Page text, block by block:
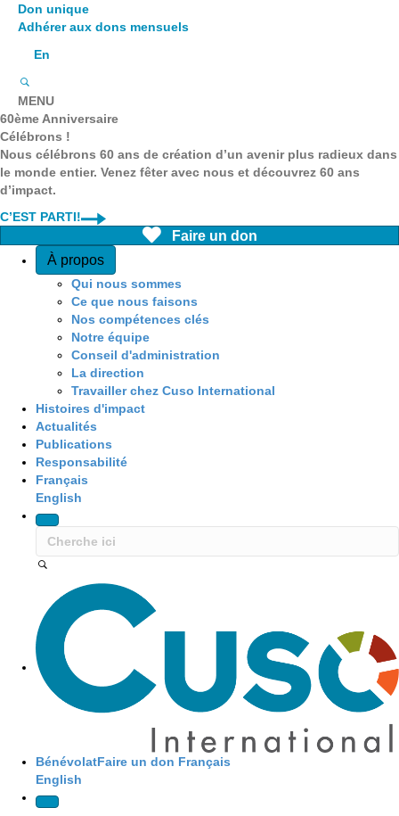
Don unique
Adhérer aux dons mensuels
En
MENU
60ème Anniversaire
Célébrons !
Nous célébrons 60 ans de création d’un avenir plus radieux dans
le monde entier. Venez fêter avec nous et découvrez 60 ans
d’impact.
C’EST PARTI!
Faire un don
Quick Access
À propos
Qui nous sommes
Ce que nous faisons
Nos compétences clés
Notre équipe
Conseil d'administration
La direction
Travailler chez Cuso International
Histoires d'impact
Actualités
Publications
Responsabilité
Français
English
Site Navigation
BénévolatFaire un don Français
English